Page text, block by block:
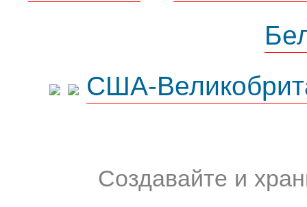
США-
Создавайте и